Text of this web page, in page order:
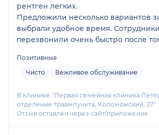
рентген легких.
Предложили несколько вариантов
выбрали удобное время. Сотрудники
перезвонили очень быстро после
пришли, все было очень быстро,
вежливые сотрудники
Позитивные
Чисто
Вежливое обслуживание
В клинике "Первая семейная клиника
отделение травмпункта, Коломяжский, 27"
Отзыв оставлен через сайт/приложение